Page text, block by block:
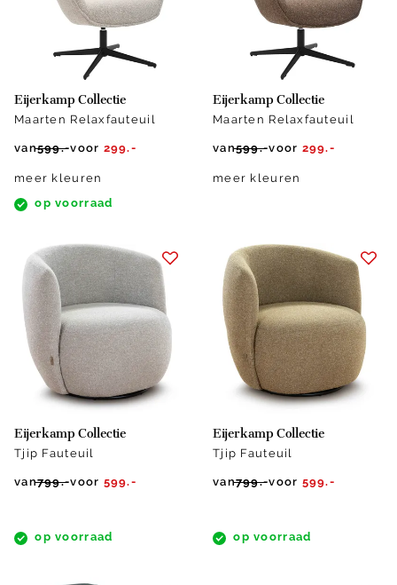
Eijerkamp Collectie
Maarten Relaxfauteuil
van599.-voor 299.-
meer kleuren
op voorraad
Eijerkamp Collectie
Maarten Relaxfauteuil
van599.-voor 299.-
meer kleuren
Eijerkamp Collectie
Tjip Fauteuil
van799.-voor 599.-
op voorraad
Eijerkamp Collectie
Tjip Fauteuil
van799.-voor 599.-
op voorraad